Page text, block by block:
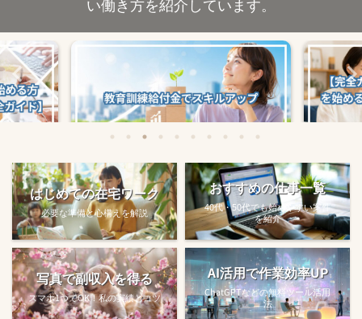
る方法
教育訓練給付金で賢くスキルアップする
方法【主婦でも使え...
【完全ガ
はじめての在宅ワーク
必要な準備と心構えを解説
おすすめの仕事一覧
40代・50代でも始めやすい案件
を紹介
写真で副収入を得る
スマホ1つでOK！私の実績とコツ
AI活用で作業効率UP
ChatGPTなどの無料ツール活用
法